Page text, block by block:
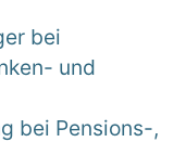
bei
und
bei Pensions-,